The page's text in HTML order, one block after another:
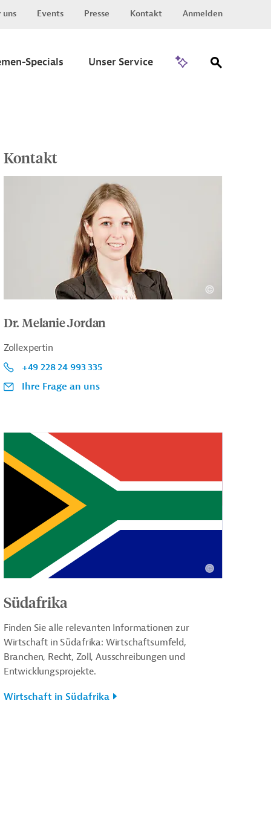
uns Events Presse Kontakt Anmelden
Specials Unser Service
Kontakt
Dr. Melanie Jordan
Zollexpertin
+49 228 24 993 335
Ihre Frage an uns
Südafrika
Finden Sie alle relevanten Informationen zur
Wirtschaft in Südafrika: Wirtschaftsumfeld,
Branchen, Recht, Zoll, Ausschreibungen und
Entwicklungsprojekte.
Wirtschaft in Südafrika